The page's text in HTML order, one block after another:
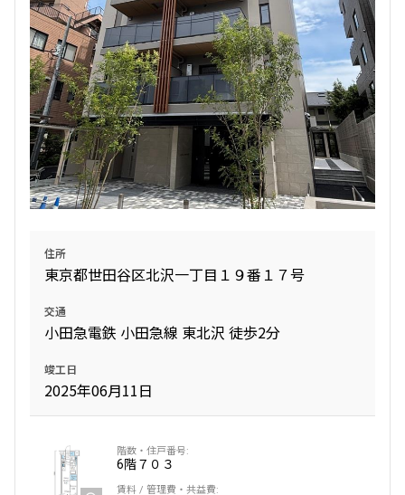
1階102
195,000円15,000円
1.0ヶ月 無
1LDK35.96㎡
ペット可
お問合せ 追加
2階202
1LDK35.96㎡
お問合せ
住所
東京都世田谷区北沢一丁目１９番１７号
交通
小田急電鉄 小田急線 東北沢 徒歩2分
竣工日
2025年06月11日
6階７０３